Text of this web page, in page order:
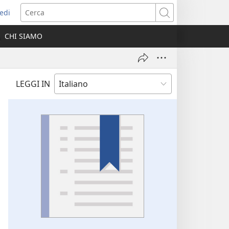
Cerca
CHI SIAMO
LEGGI IN